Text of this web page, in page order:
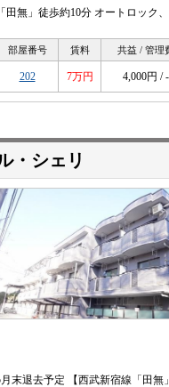
「田無」徒歩約10分 オートロック
部屋番号 賃料 共益 / 管理
202 7万円 4,000円 / -
・シェリ
末退去予定 【西武新宿線「田